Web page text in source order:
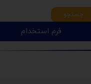
فرم استخدام
جستجو